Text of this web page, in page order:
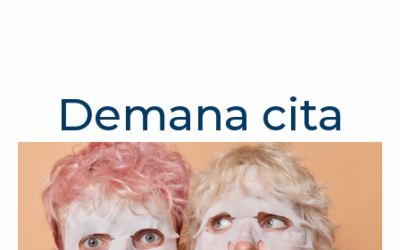
Demana cita